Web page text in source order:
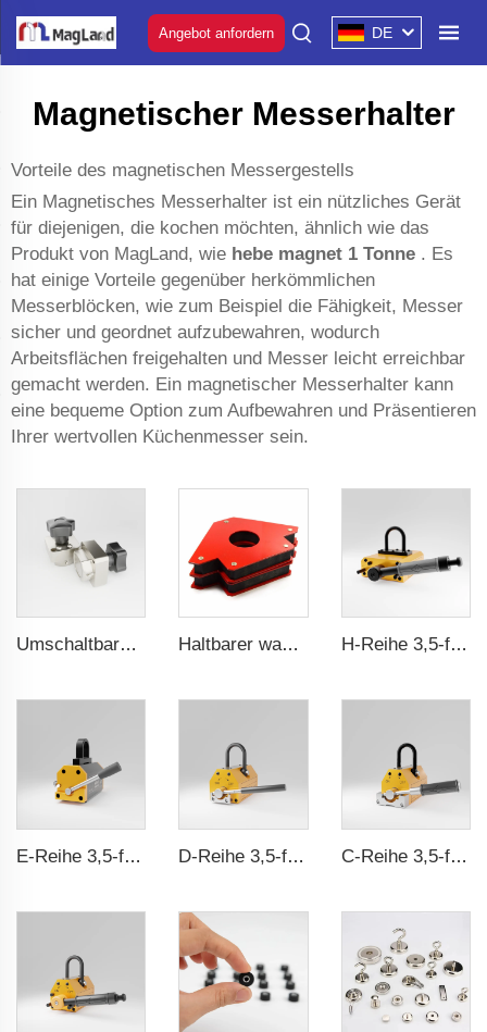
Angebot anfordern DE
Magnetischer Messerhalter
Vorteile des magnetischen Messergestells
Ein Magnetisches Messerhalter ist ein nützliches Gerät
für diejenigen, die kochen möchten, ähnlich wie das
Produkt von MagLand, wie hebe magnet 1 Tonne . Es
hat einige Vorteile gegenüber herkömmlichen
Messerblöcken, wie zum Beispiel die Fähigkeit, Messer
sicher und geordnet aufzubewahren, wodurch
Arbeitsflächen freigehalten und Messer leicht erreichbar
gemacht werden. Ein magnetischer Messerhalter kann
eine bequeme Option zum Aufbewahren und Präsentieren
Ihrer wertvollen Küchenmesser sein.
Umschaltbarer Magnet-Schalter ein/aus Haltbarer wasserdichter Gummibeschichteter Magnet H-Reihe 3,5-fache Sicherheitskennung CE-Zertifizierung ma
E-Reihe 3,5-faches Sicherheitsverhältnis CE-Zertifizierung ma D-Reihe 3,5-fache Sicherheitsausstattung CE-Zertifizierung ma C-Reihe 3,5-fache Sicherheitsausstattung CE-Zertifizierung ma